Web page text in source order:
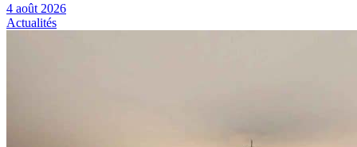
4 août 2026
Actualités